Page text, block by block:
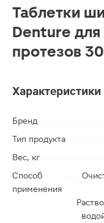
Таблетки
Denture для
протезов
Характеристики
Бренд
Тип продукта
Вес, кг
Способ
применения